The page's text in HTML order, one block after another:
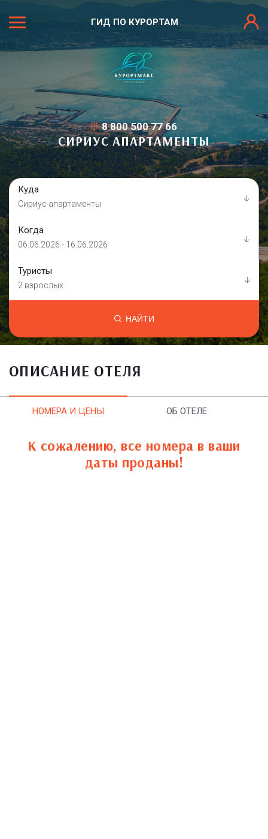
ГИД ПО КУРОРТАМ
8 800 500 77 66
СИРИУС АПАРТАМЕНТЫ
Куда
Сириус апартаменты
Когда
06.06.2026 - 16.06.2026
Туристы
2 взрослых
НАЙТИ
ОПИСАНИЕ ОТЕЛЯ
НОМЕРА И ЦЕНЫ ОБ ОТЕЛЕ
К сожалению, все номера в ваши
даты проданы!